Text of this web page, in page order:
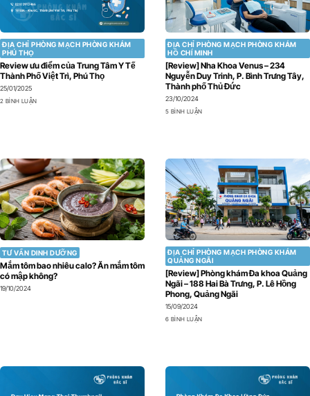
ĐỊA CHỈ PHÒNG MẠCH PHÒNG KHÁM
PHÚ THỌ
Review ưu điểm của Trung Tâm Y Tế
Thành Phố Việt Trì, Phú Thọ
25/01/2025
2 BÌNH LUẬN
ĐỊA CHỈ PHÒNG MẠCH PHÒNG KHÁM
HỒ CHÍ MINH
[Review] Nha Khoa Venus – 234
Nguyễn Duy Trinh, P. Bình Trưng Tây,
Thành phố Thủ Đức
23/10/2024
5 BÌNH LUẬN
TƯ VẤN DINH DƯỠNG
Mắm tôm bao nhiêu calo? Ăn mắm tôm
có mập không?
19/10/2024
ĐỊA CHỈ PHÒNG MẠCH PHÒNG KHÁM
QUẢNG NGÃI
[Review] Phòng khám Đa khoa Quảng
Ngãi – 188 Hai Bà Trưng, P. Lê Hồng
Phong, Quảng Ngãi
15/09/2024
6 BÌNH LUẬN